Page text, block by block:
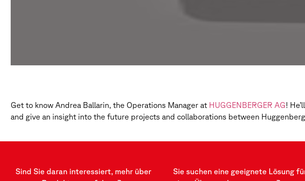
Get to know Andrea Ballarin, the Operations Manager at HUGGENBERGER AG!
and give an insight into the future projects and collaborations between
Sind Sie daran interessiert, mehr über
Sie suchen eine geeignete Lösung